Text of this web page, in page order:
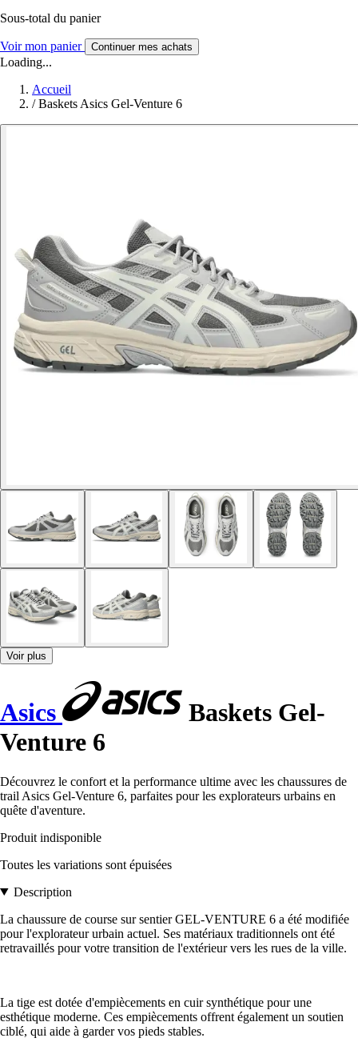
Sous-total du panier
Voir mon panier Continuer mes achats
Loading...
Accueil
/ Baskets Asics Gel-Venture 6
Voir plus
Asics
Baskets Gel-
Venture 6
Découvrez le confort et la performance ultime avec les chaussures de
trail Asics Gel-Venture 6, parfaites pour les explorateurs urbains en
quête d'aventure.
Produit indisponible
Toutes les variations sont épuisées
Description
La chaussure de course sur sentier GEL-VENTURE 6 a été modifiée
pour l'explorateur urbain actuel. Ses matériaux traditionnels ont été
retravaillés pour votre transition de l'extérieur vers les rues de la ville.
La tige est dotée d'empiècements en cuir synthétique pour une
esthétique moderne. Ces empiècements offrent également un soutien
ciblé, qui aide à garder vos pieds stables.